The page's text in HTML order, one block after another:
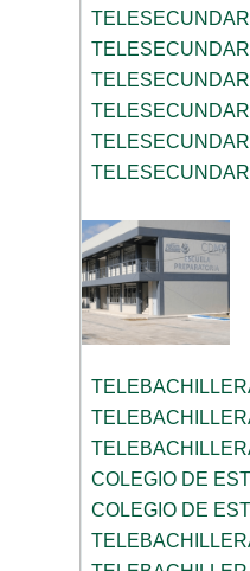
COLEGIO DE
COLEGIO DE